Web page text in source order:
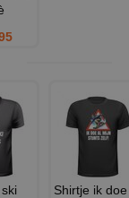
Shirtje ik